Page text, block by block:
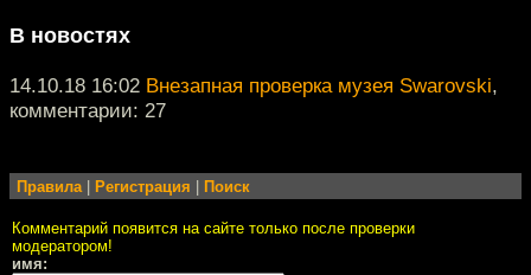
В новостях
14.10.18 16:02 Внезапная проверка музея Swarovski,
комментарии: 27
Правила| Регистрация Поиск
Комментарий появится на сайте только после проверки
модератором!
имя: